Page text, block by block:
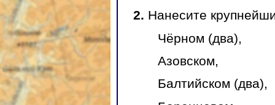
2. Нанесите
Чёрном (два),
Азовском,
Балтийском (два),